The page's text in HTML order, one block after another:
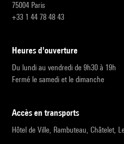
75004 Paris
+33 1 44 78 48 43
heures d'ouverture
Du lundi au vendredi de 9h30 à 19h
Fermé le samedi et le dimanche
accès en transports
Hôtel de Ville, Rambuteau, Châtelet,